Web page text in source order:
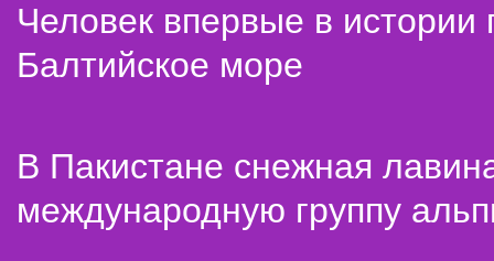
Человек впервые в истории
Балтийское море
В Пакистане снежная
международную группу